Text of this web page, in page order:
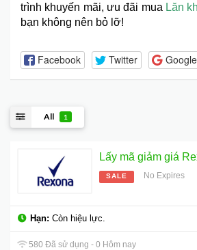
trình khuyến mãi, ưu đãi mua Lăn
bạn không nên bỏ lỡ!
Facebook Twitter
All 1
Lấy mã giảm giá
SALE No Expires
Hạn: Còn hiệu lực.
580 Đã sử dụng - 0 Hôm nay